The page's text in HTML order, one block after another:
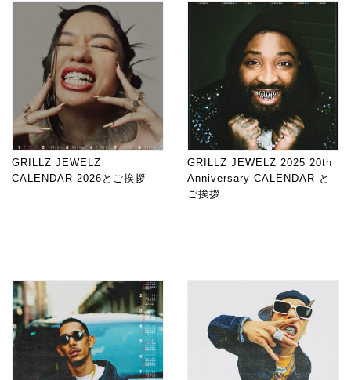
GRILLZ JEWELZ
CALENDAR 2026とご挨拶
GRILLZ JEWELZ 2025 20th
Anniversary CALENDAR と
ご挨拶